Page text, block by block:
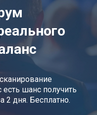
шанс получить
2 дня. Бесплатно.